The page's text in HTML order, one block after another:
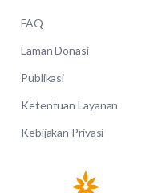
FAQ
Laman Donasi
Publikasi
Ketentuan Layanan
Kebijakan Privasi